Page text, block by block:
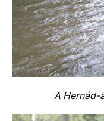
A Hernád-